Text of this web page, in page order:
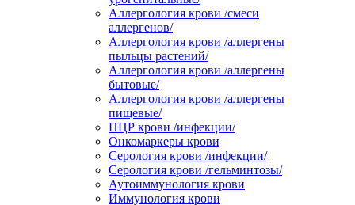
Аллергология крови /смеси
аллергенов/
Аллергология крови /аллергены
пыльцы растений/
Аллергология крови /аллергены
бытовые/
Аллергология крови /аллергены
пищевые/
ПЦР крови /инфекции/
Онкомаркеры крови
Серология крови /инфекции/
Серология крови /гельминтозы/
Аутоиммунология крови
Иммунология крови